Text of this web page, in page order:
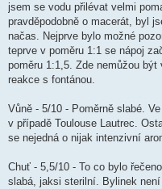
jsem se vodu přilévat velmi
pravděpodobně o macerát, byl
načas. Nejprve bylo možné
teprve v poměru 1:1 se nápoj
poměru 1:1,5. Zde nemůžou
reakce s fontánou.
Vůně - 5/10 - Poměrně slabé.
v případě Toulouse Lautrec.
se nejedná o nijak intenzivní
Chuť - 5,5/10 - To co bylo
slabá, jaksi sterilní. Bylinek